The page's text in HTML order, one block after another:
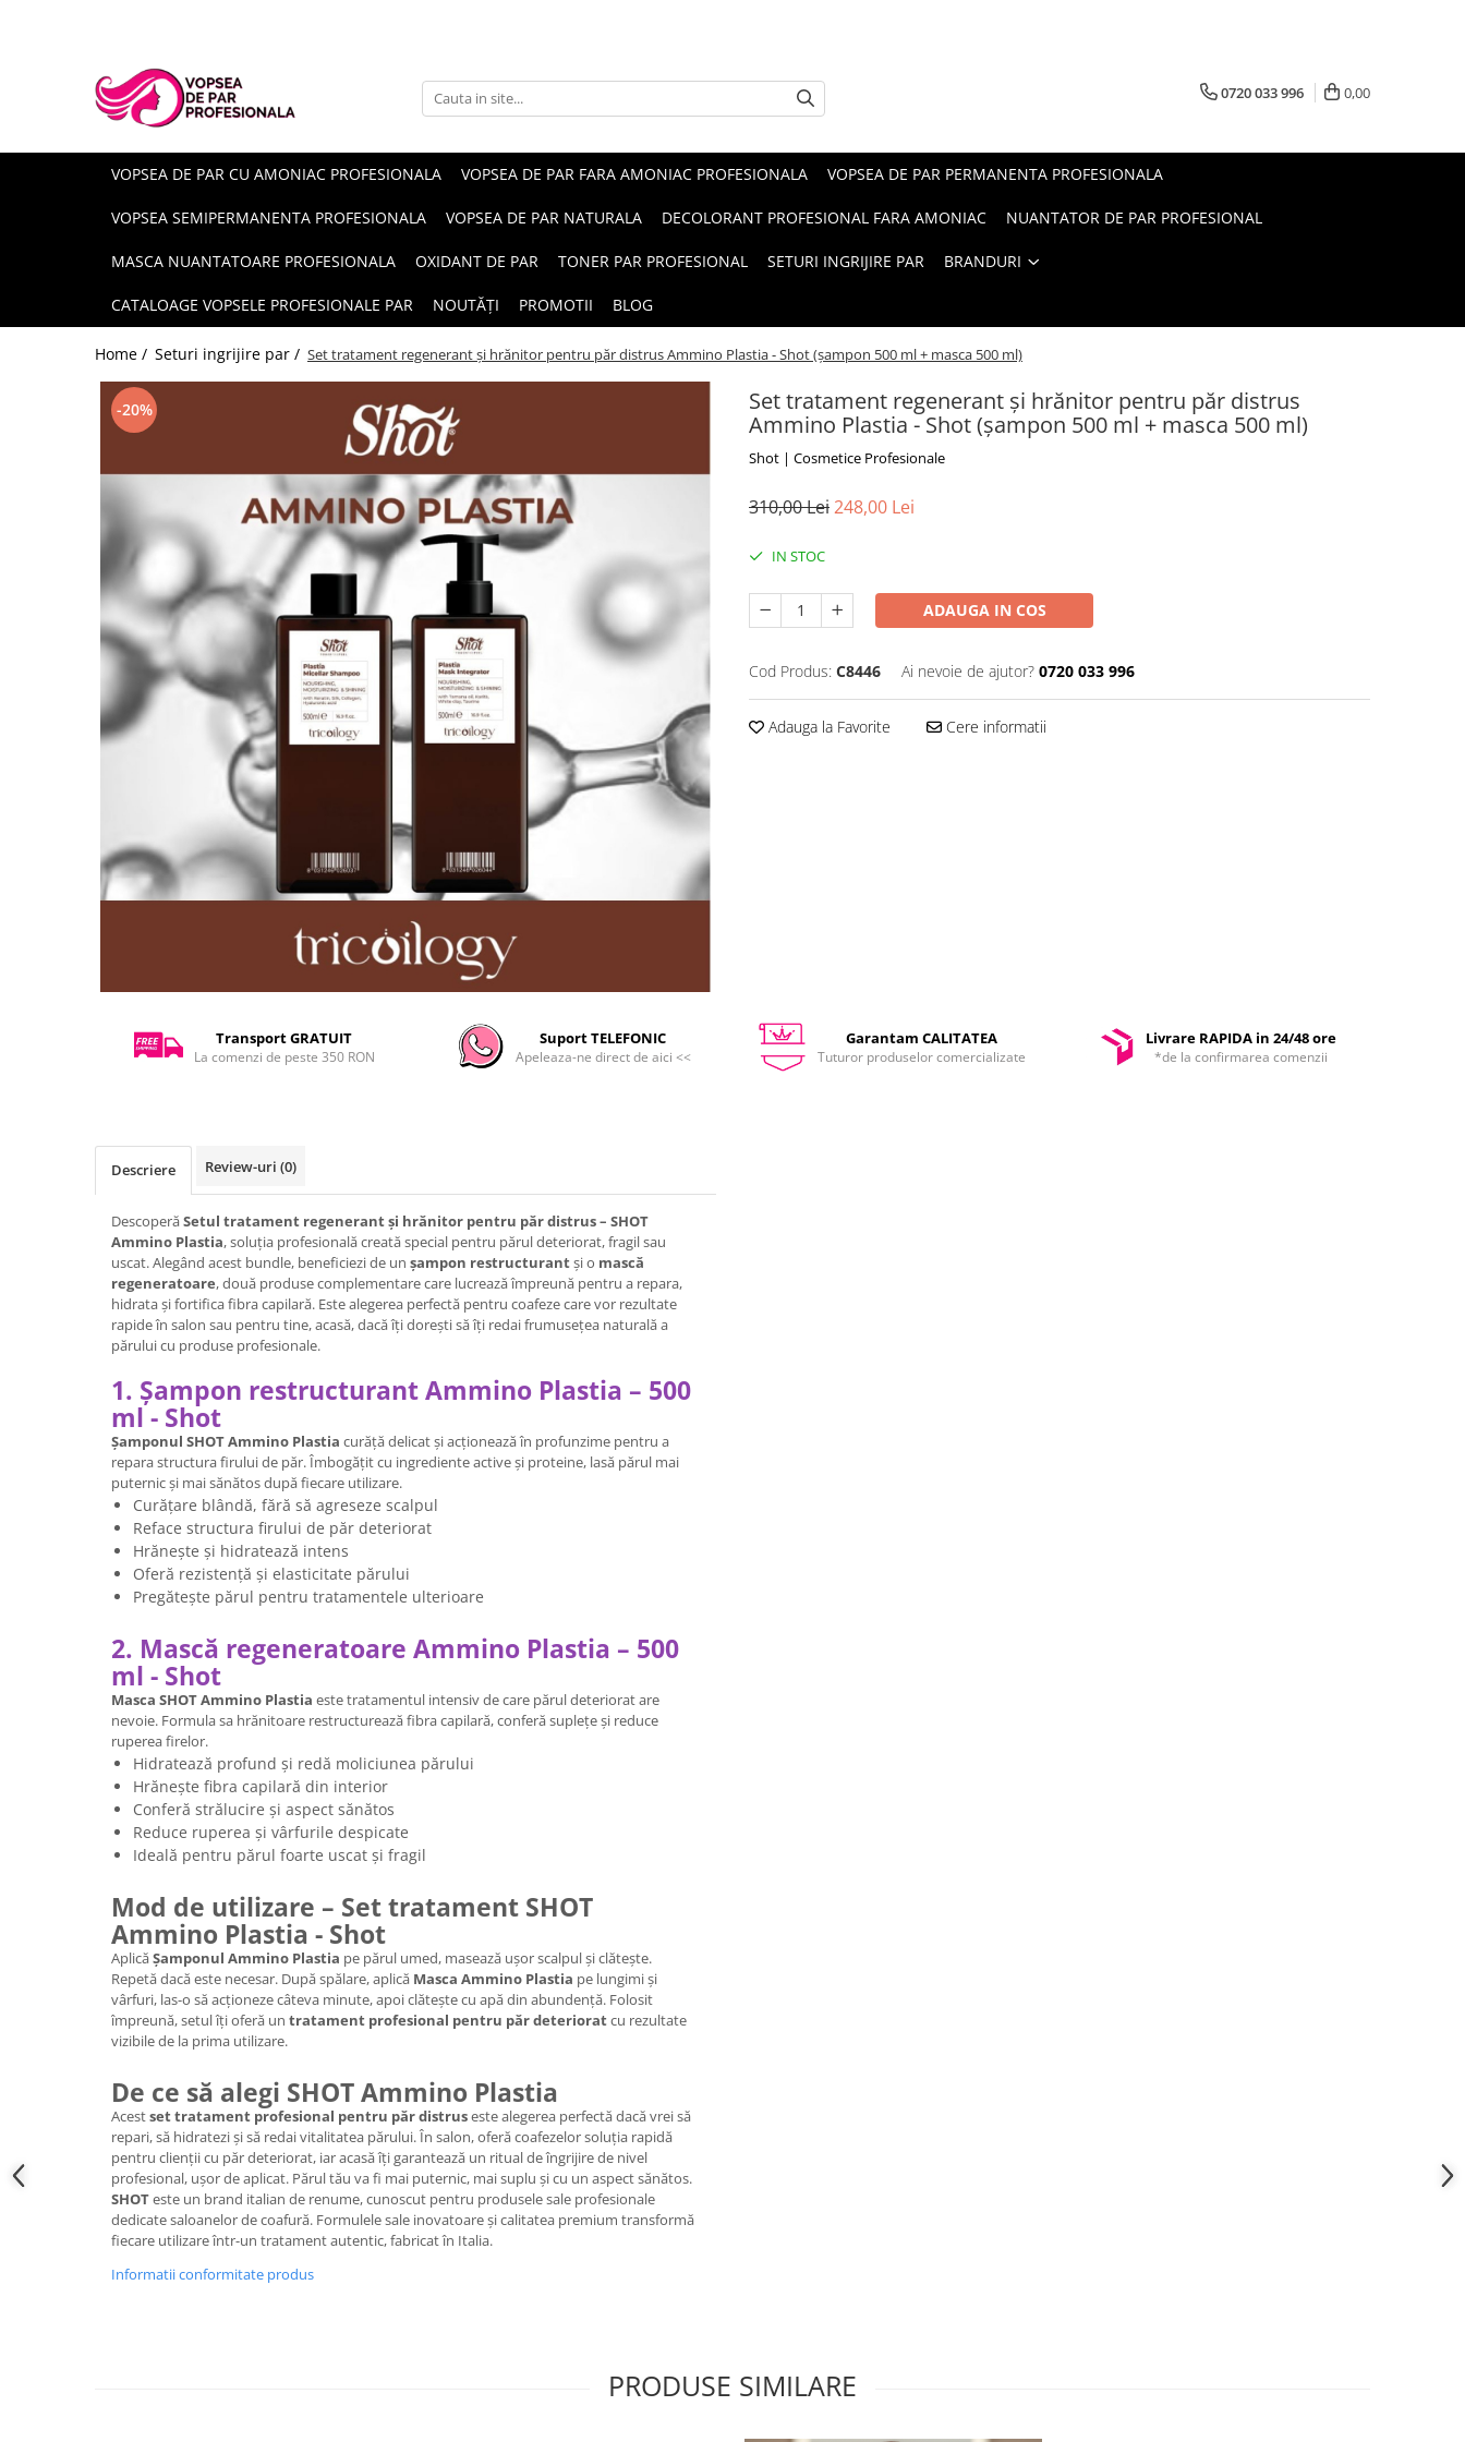
SHOT
0720 033 996 0,00
VOPSEA DE PAR CU AMONIAC PROFESIONALA VOPSEA DE PAR FARA AMONIAC PROFESIONALA VOPSEA DE PAR PERMANENTA PROFESIONALA
VOPSEA SEMIPERMANENTA PROFESIONALA VOPSEA DE PAR NATURALA DECOLORANT PROFESIONAL FARA AMONIAC NUANTATOR DE PAR PROFESIONAL
MASCA NUANTATOARE PROFESIONALA OXIDANT DE PAR TONER PAR PROFESIONAL SETURI INGRIJIRE PAR BRANDURI
CATALOAGE VOPSELE PROFESIONALE PAR NOUTĂȚI PROMOTII BLOG
Home / Seturi ingrijire par / Set tratament regenerant și hrănitor pentru păr distrus Ammino Plastia - Shot (șampon 500 ml + masca 500 ml)
Set tratament regenerant și hrănitor pentru păr distrus
Ammino Plastia - Shot (șampon 500 ml + masca 500 ml)
Shot | Cosmetice Profesionale
-20%
310,00 Lei248,00 Lei
IN STOC
ADAUGA IN COS
Cod Produs: C8446 Ai nevoie de ajutor? 0720 033 996
Adauga la Favorite Cere informatii
Transport GRATUIT
La comenzi de peste 350 RON
Suport TELEFONIC
Apeleaza-ne direct de aici <<
Garantam CALITATEA
Tuturor produselor comercializate
Livrare RAPIDA in 24/48 ore
*de la confirmarea comenzii
Descriere Review-uri (0)
DescoperăSetul tratament regenerant și hrănitor pentru păr distrus – SHOT
Ammino Plastia, soluția profesională creată special pentru părul deteriorat, fragil sau
uscat. Alegând acest bundle, beneficiezi de un șampon restructurantși o mască
regeneratoare, două produse complementare care lucrează împreună pentru a repara,
hidrata și fortifica fibra capilară. Este alegerea perfectă pentru coafeze care vor rezultate
rapide în salon sau pentru tine, acasă, dacă îți dorești să îți redai frumusețea naturală a
părului cu produse profesionale.
1. Șampon restructurant Ammino Plastia – 500
ml - Shot
Șamponul SHOT Ammino Plastia curăță delicat și acționează în profunzime pentru a
repara structura firului de păr. Îmbogățit cu ingrediente active și proteine, lasă părul mai
puternic și mai sănătos după fiecare utilizare.
Curățare blândă, fără să agreseze scalpul
Reface structura firului de păr deteriorat
Hrănește și hidratează intens
Oferă rezistență și elasticitate părului
Pregătește părul pentru tratamentele ulterioare
2. Mască regeneratoare Ammino Plastia – 500
ml - Shot
Masca SHOT Ammino Plastia este tratamentul intensiv de care părul deteriorat are
nevoie. Formula sa hrănitoare restructurează fibra capilară, conferă suplețe și reduce
ruperea firelor.
Hidratează profund și redă moliciunea părului
Hrănește fibra capilară din interior
Conferă strălucire și aspect sănătos
Reduce ruperea și vârfurile despicate
Ideală pentru părul foarte uscat și fragil
Mod de utilizare – Set tratament SHOT
Ammino Plastia - Shot
AplicăȘamponul Ammino Plastia pe părul umed, masează ușor scalpul și clătește.
Repetă dacă este necesar. După spălare, aplică Masca Ammino Plastia pe lungimi și
vârfuri, las-o să acționeze câteva minute, apoi clătește cu apă din abundență. Folosit
împreună, setul îți oferă un tratament profesional pentru păr deterioratcu rezultate
vizibile de la prima utilizare.
De ce să alegi SHOT Ammino Plastia
Acestset tratament profesional pentru păr distruseste alegerea perfectă dacă vrei să
repari, să hidratezi și să redai vitalitatea părului. În salon, oferă coafezelor soluția rapidă
pentru clienții cu păr deteriorat, iar acasă îți garantează un ritual de îngrijire de nivel
profesional, ușor de aplicat. Părul tău va fi mai puternic, mai suplu și cu un aspect sănătos.
SHOTeste un brand italian de renume, cunoscut pentru produsele sale profesionale
dedicate saloanelor de coafură. Formulele sale inovatoare și calitatea premium transformă
fiecare utilizare într-un tratament autentic, fabricat în Italia.
Informatii conformitate produs
PRODUSE SIMILARE